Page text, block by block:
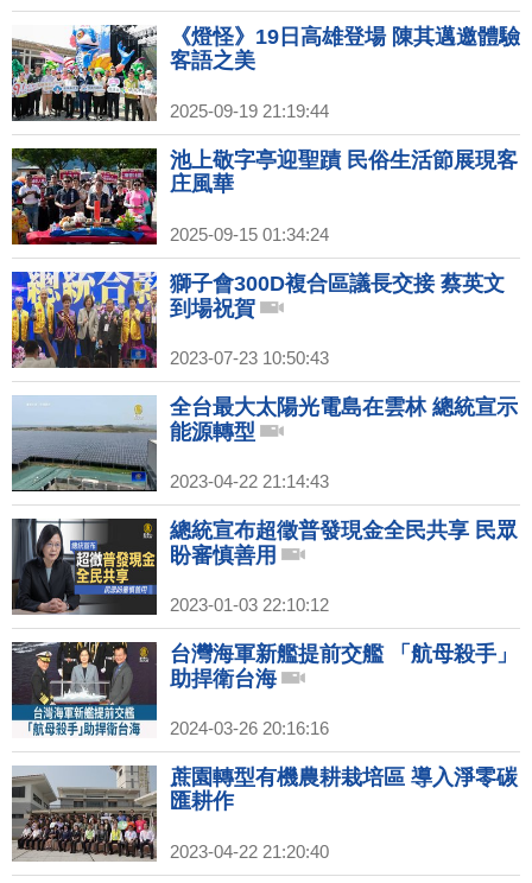
《燈怪》19日高雄登場 陳其邁邀體驗
客語之美
2025-09-19 21:19:44
池上敬字亭迎聖蹟 民俗生活節展現客
庄風華
2025-09-15 01:34:24
獅子會300D複合區議長交接 蔡英文
到場祝賀
2023-07-23 10:50:43
全台最大太陽光電島在雲林 總統宣示
能源轉型
2023-04-22 21:14:43
總統宣布超徵普發現金全民共享 民眾
盼審慎善用
2023-01-03 22:10:12
台灣海軍新艦提前交艦 「航母殺手」
助捍衛台海
2024-03-26 20:16:16
蔗園轉型有機農耕栽培區 導入淨零碳
匯耕作
2023-04-22 21:20:40